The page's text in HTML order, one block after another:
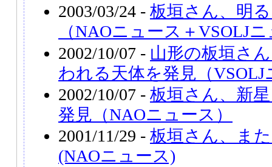
2003/03/24 - 板垣さん、明
（NAOニュース＋VSOLJ
2002/10/07 - 山形の板垣さ
われる天体を発見（VSOLJ
2002/10/07 - 板垣さん、新
発見（NAOニュース）
2001/11/29 - 板垣さん、ま
(NAOニュース)